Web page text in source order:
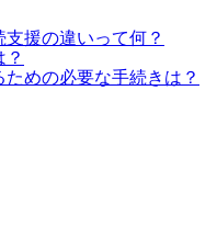
援の違いって何？
めの必要な手続きは？